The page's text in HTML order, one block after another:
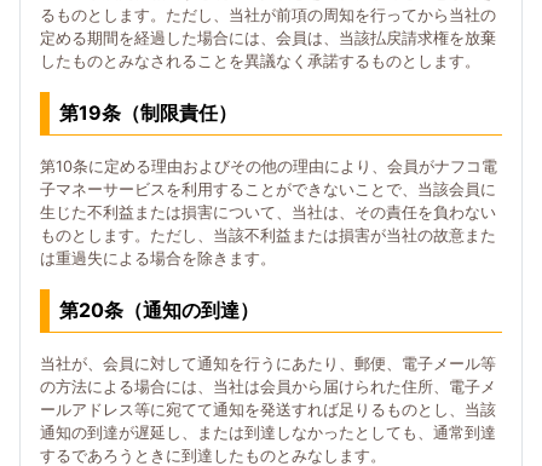
るものとします。ただし、当社が前項の周知を行ってから当社の
定める期間を経過した場合には、会員は、当該払戻請求権を放棄
したものとみなされることを異議なく承諾するものとします。
第19条（制限責任）
第10条に定める理由およびその他の理由により、会員がナフコ電
子マネーサービスを利用することができないことで、当該会員に
生じた不利益または損害について、当社は、その責任を負わない
ものとします。ただし、当該不利益または損害が当社の故意また
は重過失による場合を除きます。
第20条（通知の到達）
当社が、会員に対して通知を行うにあたり、郵便、電子メール等
の方法による場合には、当社は会員から届けられた住所、電子メ
ールアドレス等に宛てて通知を発送すれば足りるものとし、当該
通知の到達が遅延し、または到達しなかったとしても、通常到達
するであろうときに到達したものとみなします。